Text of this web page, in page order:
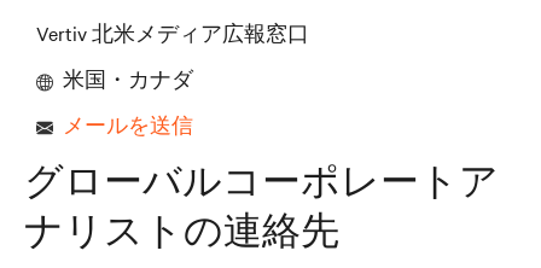
Vertiv 北米メディア広報窓口
米国・カナダ
メールを送信
グローバルコーポレートア
ナリストの連絡先